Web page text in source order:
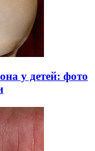
у детей: фото